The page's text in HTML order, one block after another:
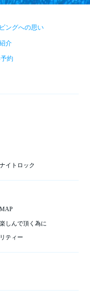
ングへの思い
介
約
イトロック
しんで頂く為に
ティー